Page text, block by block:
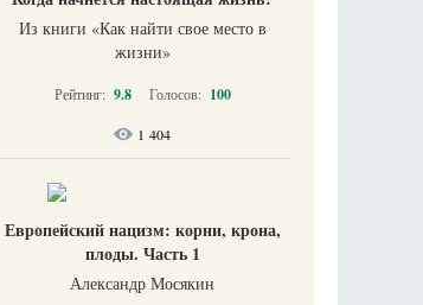
Из книги «Как найти свое место в
жизни​»
Рейтинг: 9.8 Голосов: 100
1 404
Европейский нацизм: корни, крона,
плоды. Часть 1
Александр Мосякин